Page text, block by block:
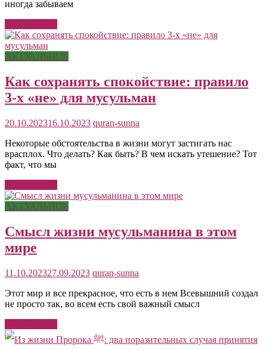
иногда забываем
АКТУАЛЬНОЕ
Как сохранять спокойствие: правило
3-х «не» для мусульман
20.10.202316.10.2023 quran-sunna
Некоторые обстоятельства в жизни могут застигать нас
врасплох. Что делать? Как быть? В чем искать утешение? Тот
факт, что мы
АКТУАЛЬНОЕ
Смысл жизни мусульманина в этом
мире
11.10.202327.09.2023 quran-sunna
Этот мир и все прекрасное, что есть в нем Всевышний создал
не просто так, во всем есть свой важный смысл